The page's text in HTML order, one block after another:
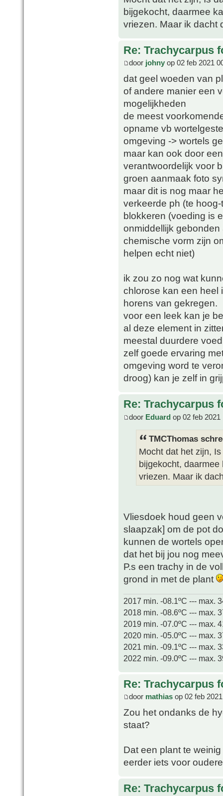
bijgekocht, daarmee
vriezen. Maar ik dacht
Re: Trachycarpus
door johny op 02 feb 2021
dat geel woeden van
of andere manier een
mogelijkheden
de meest
opname vb
omgeving -> wortels
maar kan ook door
verantwoordelijk voor
groen aanmaak foto
maar dit is nog maar
verkeerde ph (te
blokkeren (voeding is
onmiddellijk
chemische vorm zijn
helpen echt niet)
ik zou zo nog wat
chlorose kan een heel
horens van gekregen.
voor een leek kan je
al deze element in
meestal duurdere
zelf goede ervaring
omgeving word te
droog) kan je zelf in
Re: Trachycarpus
door Eduard op 02 feb 2021
TMCThomas
Mocht dat het zijn,
bijgekocht,
vriezen. Maar ik
Vliesdoek houd geen
slaapzak] om de pot
kunnen de wortels
dat het bij jou nog
P.s een trachy in de
grond in met de plant
2017 min. -08.1ºC --- max.
2018 min. -08.6ºC --- max.
2019 min. -07.0ºC --- max.
2020 min. -05.0ºC --- max.
2021 min. -09.1ºC --- max.
2022 min. -09.0ºC --- max.
Re: Trachycarpus
door mathias op 02 feb
Zou het ondanks de
staat?
Dat een plant te
eerder iets voor
Re: Trachycarpus